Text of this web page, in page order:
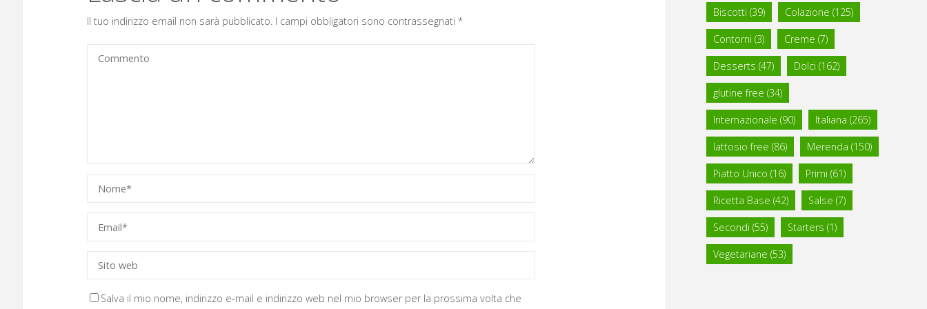
Il tuo indirizzo email non sarà pubblicato. I campi obbligatori sono contrassegnati*
Salva il mio nome, indirizzo e-mail e indirizzo web nel mio browser per la prossima volta che
Biscotti (39) Colazione (125)
Contorni (3) Creme (7)
Desserts (47) Dolci (162)
glutine free (34)
Internazionale (90) Italiana (265)
lattosio free (86) Merenda (150)
Piatto Unico (16) Primi (61)
Ricetta Base (42) Salse (7)
Secondi (55) Starters (1)
Vegetariane (53)